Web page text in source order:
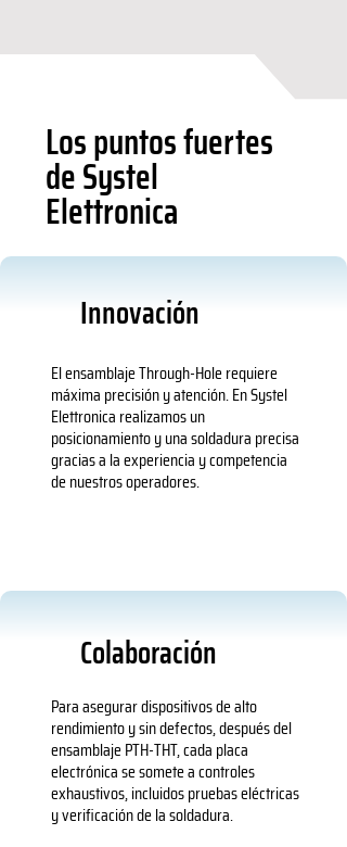
Los puntos fuertes
de Systel
Elettronica
Innovación
El ensamblaje Through-Hole requiere
máxima precisión y atención. En Systel
Elettronica realizamos un
posicionamiento y una soldadura precisa
gracias a la experiencia y competencia
de nuestros operadores.
Colaboración
Para asegurar dispositivos de alto
rendimiento y sin defectos, después del
ensamblaje PTH-THT, cada placa
electrónica se somete a controles
exhaustivos, incluidos pruebas eléctricas
y verificación de la soldadura.